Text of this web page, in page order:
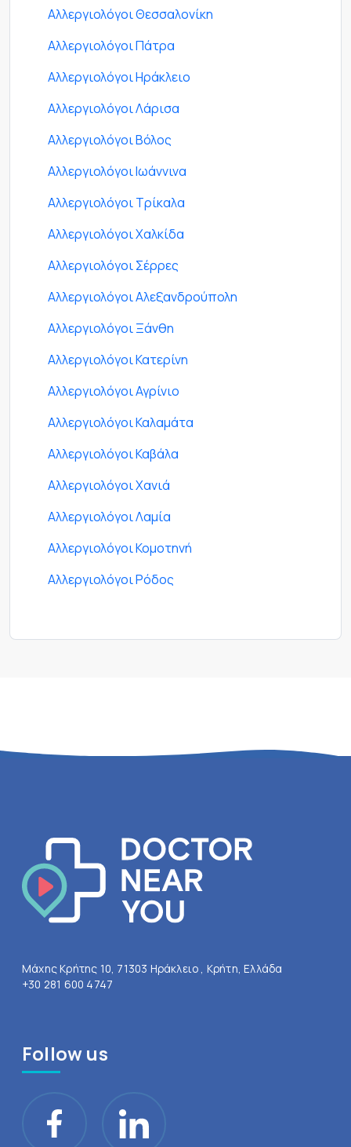
Αλλεργιολόγοι Θεσσαλονίκη
Αλλεργιολόγοι Πάτρα
Αλλεργιολόγοι Ηράκλειο
Αλλεργιολόγοι Λάρισα
Αλλεργιολόγοι Βόλος
Αλλεργιολόγοι Ιωάννινα
Αλλεργιολόγοι Τρίκαλα
Αλλεργιολόγοι Χαλκίδα
Αλλεργιολόγοι Σέρρες
Αλλεργιολόγοι Αλεξανδρούπολη
Αλλεργιολόγοι Ξάνθη
Αλλεργιολόγοι Κατερίνη
Αλλεργιολόγοι Αγρίνιο
Αλλεργιολόγοι Καλαμάτα
Αλλεργιολόγοι Καβάλα
Αλλεργιολόγοι Χανιά
Αλλεργιολόγοι Λαμία
Αλλεργιολόγοι Κομοτηνή
Αλλεργιολόγοι Ρόδος
Μάχης Κρήτης 10, 71303 Ηράκλειο , Κρήτη, Ελλάδα
+30 281 600 4747
Follow us